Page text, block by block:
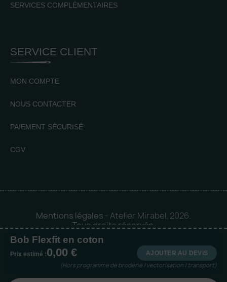
Bob Flexfit en coton
Prix estimé :0,00 € AJOUTER AU DEVIS
(Hors programme de broderie / vectorisation / transport)
SERVICES COMPLÉMENTAIRES
SERVICE CLIENT
MON COMPTE
NOUS CONTACTER
PAIEMENT SÉCURISÉ
CGV
Mentions légales - Atelier Mirabel, 2026.
Tous droits réservés.
Mise en orbite 🪐 byLogia |
Agence web et communication